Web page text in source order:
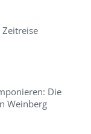
Die
Weinberg